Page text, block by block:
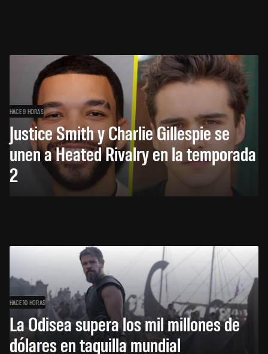
HACE 9 HORAS
Justice Smith y Charlie Gillespie se
unen a Heated Rivalry en la temporada
2
HACE 10 HORAS
La Odisea supera los mil millones de
dólares en taquilla mundial